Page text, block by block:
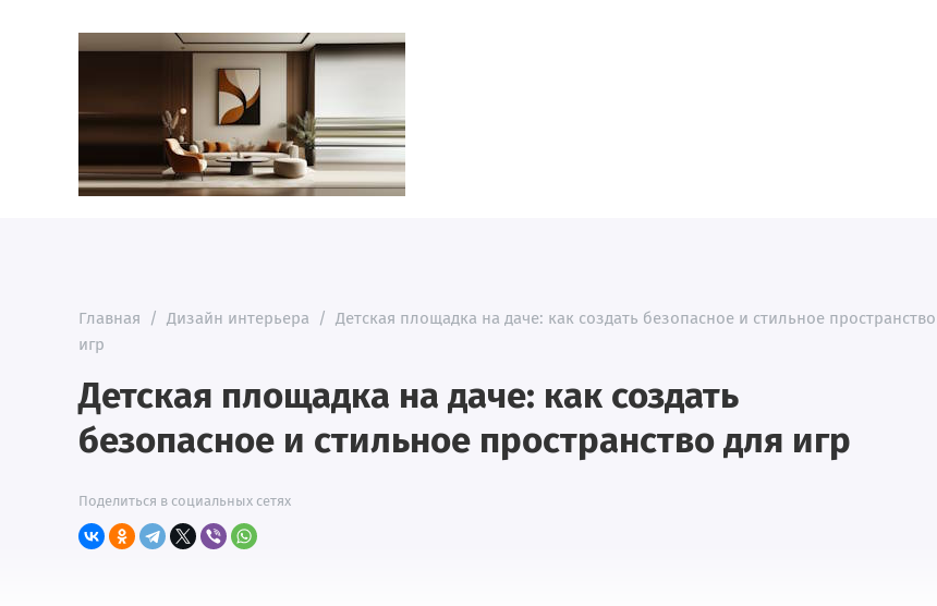
Главная / Дизайн интерьера / Детская площадка на даче: как создать безопасное и стильное
игр
Детская площадка на даче: как создать
безопасное и стильное пространство для игр
Поделиться в социальных сетях